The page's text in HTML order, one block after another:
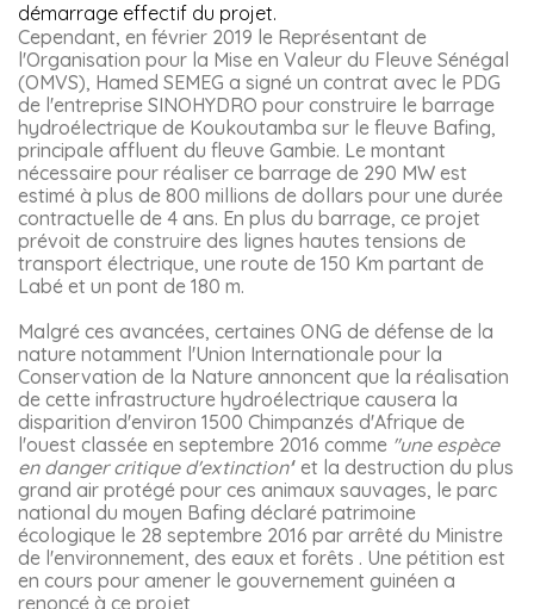
démarrage effectif du projet.
Cependant, en février 2019 le Représentant de
l'Organisation pour la Mise en Valeur du Fleuve Sénégal
(OMVS), Hamed SEMEG a signé un contrat avec le PDG
de l'entreprise SINOHYDRO pour construire le barrage
hydroélectrique de Koukoutamba sur le fleuve Bafing,
principale affluent du fleuve Gambie. Le montant
nécessaire pour réaliser ce barrage de 290 MW est
estimé à plus de 800 millions de dollars pour une durée
contractuelle de 4 ans. En plus du barrage, ce projet
prévoit de construire des lignes hautes tensions de
transport électrique, une route de 150 Km partant de
Labé et un pont de 180 m.
Malgré ces avancées, certaines ONG de défense de la
nature notamment l'Union Internationale pour la
Conservation de la Nature annoncent que la réalisation
de cette infrastructure hydroélectrique causera la
disparition d'environ 1500 Chimpanzés d'Afrique de
l'ouest classée en septembre 2016 comme ''une espèce
en danger critique d'extinction'' et la destruction du plus
grand air protégé pour ces animaux sauvages, le parc
national du moyen Bafing déclaré patrimoine
écologique le 28 septembre 2016 par arrêté du Ministre
de l'environnement, des eaux et forêts . Une pétition est
en cours pour amener le gouvernement guinéen a
renoncé à ce projet